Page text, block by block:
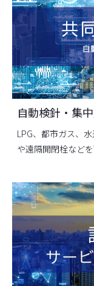
自動検針・集
LPG、都市ガス、
や遠隔開閉栓など